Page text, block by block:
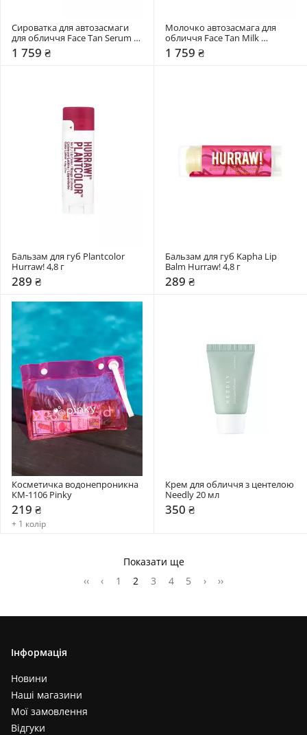
Сироватка для автозасмаги
для обличчя Face Tan Serum
BaliBody
1 759 ₴
Молочко автозасмага для
обличчя Face Tan Milk
BaliBody
1 759 ₴
Бальзам для губ Plantcolor
Hurraw! 4,8 г
289 ₴
Бальзам для губ Kapha Lip
Balm Hurraw! 4,8 г
289 ₴
Косметичка водонепроникна
КМ-1106 Pinky
219 ₴
+ 1 колір
Крем для обличчя з центелою
Needly 20 мл
350 ₴
Показати ще
‹‹
‹ 1 2 3 4 5 › ››
Інформація
Новини
Наші магазини
Мої замовлення
Відгуки